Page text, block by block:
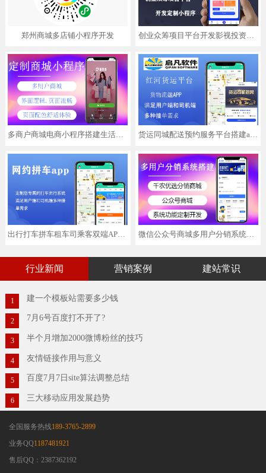
郑州商城多店铺小程序开发
多商户商城电商小程序搭建生活外卖服装积分分销系统APP定制开发 货运同城配送预约服务平台搭建app拉货拼车搬家网约车小程序
行业新闻 营销案例 建站常识
1 建一个模板站需要多少钱
2 7月6号百度打不开了?
3 半个月增加2000微博粉丝的技巧
4 友情链接作用与意义
5 百度7月7日site算法调整总结
6 三大移动应用发展趋势
全国服务热线189-3765-2899
业务QQ1187481921
售后QQ：2387362192